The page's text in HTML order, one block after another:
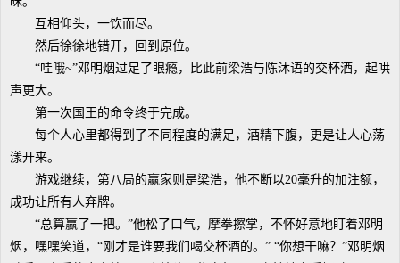
互相仰头，一饮而尽。
然后徐徐地错开，回到原位。
“哇哦~”邓明烟过足了眼瘾，比此前梁浩与陈沐语的交杯酒，起哄
声更大。
第一次国王的命令终于完成。
每个人心里都得到了不同程度的满足，酒精下腹，更是让人心荡
漾开来。
游戏继续，第八局的赢家则是梁浩，他不断以20毫升的加注额，
成功让所有人弃牌。
“总算赢了一把。”他松了口气，摩拳擦掌，不怀好意地盯着邓明
烟，嘿嘿笑道，“刚才是谁要我们喝交杯酒的。” “你想干嘛？”邓明烟